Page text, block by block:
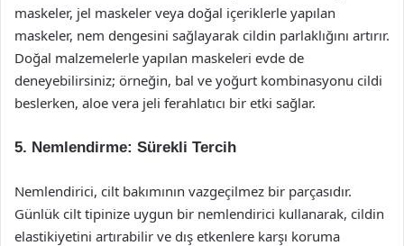
maskeler, jel maskeler veya doğal içeriklerle yapılan
maskeler, nem dengesini sağlayarak cildin parlaklığını artırır.
Doğal malzemelerle yapılan maskeleri evde de
deneyebilirsiniz; örneğin, bal ve yoğurt kombinasyonu cildi
beslerken, aloe vera jeli ferahlatıcı bir etki sağlar.
5. Nemlendirme: Sürekli Tercih
Nemlendirici, cilt bakımının vazgeçilmez bir parçasıdır.
Günlük cilt tipinize uygun bir nemlendirici kullanarak, cildin
elastikiyetini artırabilir ve dış etkenlere karşı koruma